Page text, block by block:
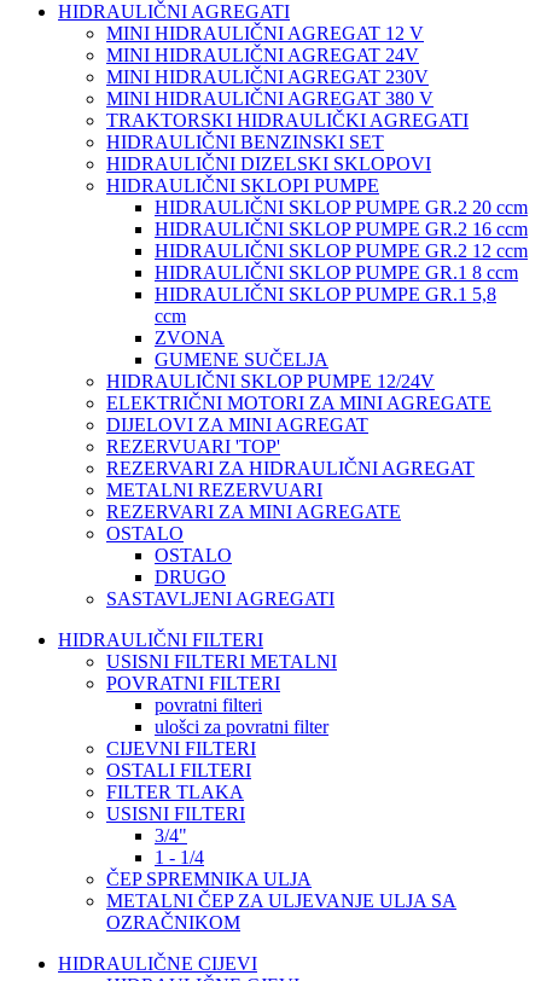
HIDRAULIČNI AGREGATI
MINI HIDRAULIČNI AGREGAT 12 V
MINI HIDRAULIČNI AGREGAT 24V
MINI HIDRAULIČNI AGREGAT 230V
MINI HIDRAULIČNI AGREGAT 380 V
TRAKTORSKI HIDRAULIČKI AGREGATI
HIDRAULIČNI BENZINSKI SET
HIDRAULIČNI DIZELSKI SKLOPOVI
HIDRAULIČNI SKLOPI PUMPE
HIDRAULIČNI SKLOP PUMPE GR.2 20 ccm
HIDRAULIČNI SKLOP PUMPE GR.2 16 ccm
HIDRAULIČNI SKLOP PUMPE GR.2 12 ccm
HIDRAULIČNI SKLOP PUMPE GR.1 8 ccm
HIDRAULIČNI SKLOP PUMPE GR.1 5,8
ccm
ZVONA
GUMENE SUČELJA
HIDRAULIČNI SKLOP PUMPE 12/24V
ELEKTRIČNI MOTORI ZA MINI AGREGATE
DIJELOVI ZA MINI AGREGAT
REZERVUARI 'TOP'
REZERVARI ZA HIDRAULIČNI AGREGAT
METALNI REZERVUARI
REZERVARI ZA MINI AGREGATE
OSTALO
OSTALO
DRUGO
SASTAVLJENI AGREGATI
HIDRAULIČNI FILTERI
USISNI FILTERI METALNI
POVRATNI FILTERI
povratni filteri
ulošci za povratni filter
CIJEVNI FILTERI
OSTALI FILTERI
FILTER TLAKA
USISNI FILTERI
3/4"
1 - 1/4
ČEP SPREMNIKA ULJA
METALNI ČEP ZA ULJEVANJE ULJA SA
OZRAČNIKOM
HIDRAULIČNE CIJEVI